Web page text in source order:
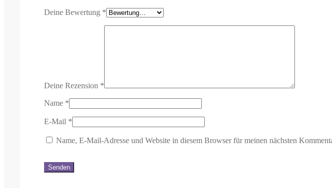
Deine Bewertung *
Deine Rezension *
Name *
E-Mail *
Name, E-Mail-Adresse und Website in diesem Browser für meinen nächsten